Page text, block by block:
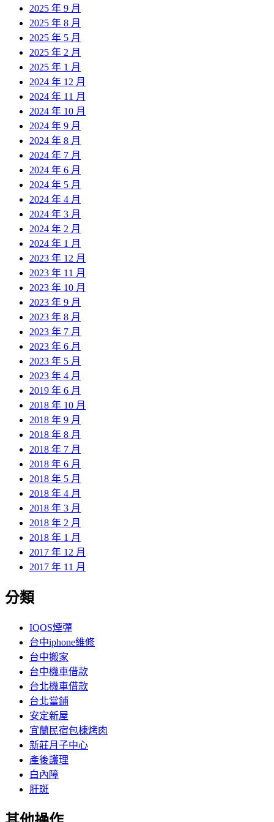
2025 年 9 月
2025 年 8 月
2025 年 5 月
2025 年 2 月
2025 年 1 月
2024 年 12 月
2024 年 11 月
2024 年 10 月
2024 年 9 月
2024 年 8 月
2024 年 7 月
2024 年 6 月
2024 年 5 月
2024 年 4 月
2024 年 3 月
2024 年 2 月
2024 年 1 月
2023 年 12 月
2023 年 11 月
2023 年 10 月
2023 年 9 月
2023 年 8 月
2023 年 7 月
2023 年 6 月
2023 年 5 月
2023 年 4 月
2019 年 6 月
2018 年 10 月
2018 年 9 月
2018 年 8 月
2018 年 7 月
2018 年 6 月
2018 年 5 月
2018 年 4 月
2018 年 3 月
2018 年 2 月
2018 年 1 月
2017 年 12 月
2017 年 11 月
分類
IQOS煙彈
台中iphone維修
台中搬家
台中機車借款
台北機車借款
台北當鋪
安定新屋
宜蘭民宿包棟烤肉
新莊月子中心
產後護理
白內障
肝斑